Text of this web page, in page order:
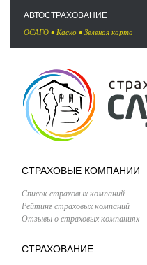
АВТОСТРАХОВАНИЕ
ОСАГО • Каско • Зеленая карта
СТРАХОВЫЕ КОМПАНИИ
Список страховых компаний
Рейтинг страховых компаний
Отзывы о страховых компаниях
СТРАХОВАНИЕ